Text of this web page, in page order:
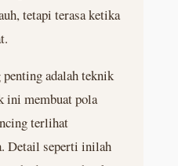
tetapi terasa ketika
adalah teknik
ini membuat pola
terlihat
Detail seperti inilah